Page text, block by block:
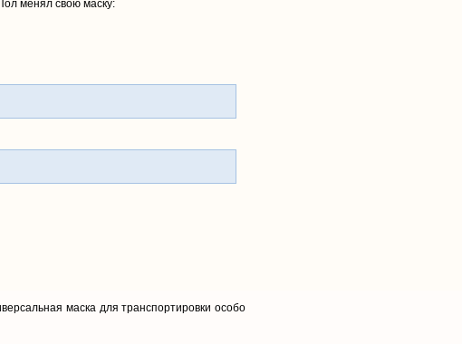
менял свою маску:
маска для транспортировки особо